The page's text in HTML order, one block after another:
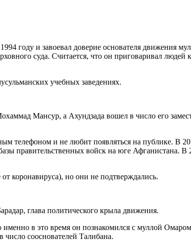
году и завоевал доверие основателя движения
суда. Считается, что он приговаривал
учебных заведениях.
Мансур, а Ахундзада вошел в число его
телефоном и не любит появляться на публике. В
правительственных войск на юге Афганистана. В
коронавируса), но они не подтверждались.
глава политического крыла движения.
именно в это время он познакомился с муллой
сооснователей Талибана.